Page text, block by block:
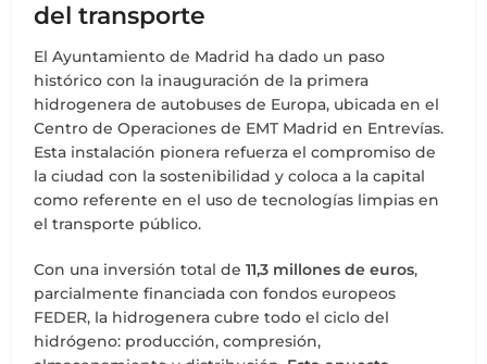
del transporte
El Ayuntamiento de Madrid ha dado un paso
histórico con la inauguración de la primera
hidrogenera de autobuses de Europa, ubicada en el
Centro de Operaciones de EMT Madrid en Entrevías.
Esta instalación pionera refuerza el compromiso de
la ciudad con la sostenibilidad y coloca a la capital
como referente en el uso de tecnologías limpias en
el transporte público.
Con una inversión total de11,3 millones de euros,
parcialmente financiada con fondos europeos
FEDER, la hidrogenera cubre todo el ciclo del
hidrógeno: producción, compresión,